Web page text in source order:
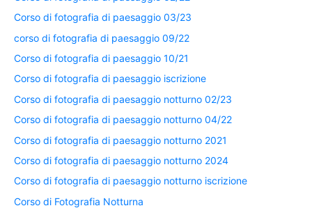
Corso di fotografia di paesaggio 03/23
corso di fotografia di paesaggio 09/22
Corso di fotografia di paesaggio 10/21
Corso di fotografia di paesaggio iscrizione
Corso di fotografia di paesaggio notturno 02/23
Corso di fotografia di paesaggio notturno 04/22
Corso di fotografia di paesaggio notturno 2021
Corso di fotografia di paesaggio notturno 2024
Corso di fotografia di paesaggio notturno iscrizione
Corso di Fotografia Notturna